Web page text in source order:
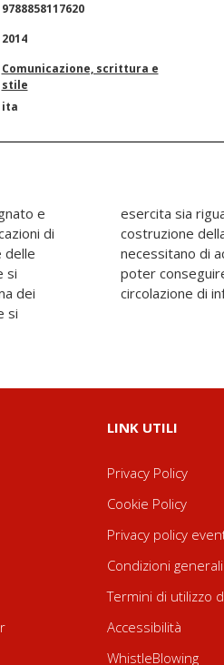
9788858117620
2014
Comunicazione, scrittura e
stile
ita
e
di
delle
si
dei
si
di
che
per
circolazione di
LINK UTILI
Privacy Policy
Cookie Policy
Privacy policy
Condizioni
Termini di utilizzo
Accessibilità
WhistleBlowing